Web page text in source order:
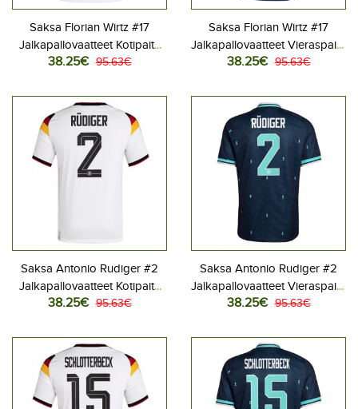
Saksa Florian Wirtz #17
Jalkapallovaatteet Kotipaita
MM-kisat 2026 Lyhythihainen
38.25€ 95.63€
Saksa Florian Wirtz #17
Jalkapallovaatteet Vieraspaita
MM-kisat 2026 Lyhythihainen
38.25€ 95.63€
Saksa Antonio Rudiger #2
Jalkapallovaatteet Kotipaita
MM-kisat 2026 Lyhythihainen
38.25€ 95.63€
Saksa Antonio Rudiger #2
Jalkapallovaatteet Vieraspaita
MM-kisat 2026 Lyhythihainen
38.25€ 95.63€